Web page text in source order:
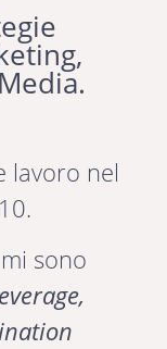
lavoro nel
sono